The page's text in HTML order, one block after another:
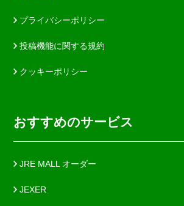
プライバシーポリシー
投稿機能に関する規約
クッキーポリシー
おすすめのサービス
JRE MALL オーダー
JEXER